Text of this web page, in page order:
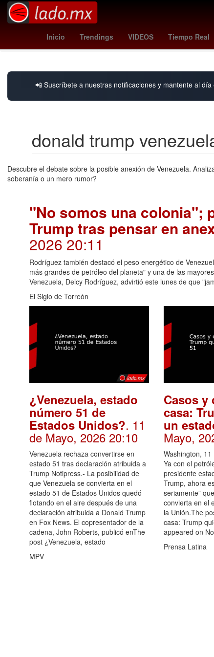
Inicio Trendings VIDEOS Tiempo Real
washington open Extradición guardians - dbacks
📲 Suscríbete a nuestras notificaciones y mantente al
donald trump
Descubre el debate sobre la posible anexión de Venezuela.
soberanía o un mero rumor?
"No somos una colonia";
Trump tras pensar en
2026 20:11
Rodríguez también destacó el peso energético de
más grandes de petróleo del planeta" y una de las
Venezuela, Delcy Rodríguez, advirtió este lunes de que
El Siglo de Torreón
¿Venezuela, estado
número 51 de
Estados Unidos?. 11
de Mayo, 2026 20:10
Venezuela rechaza convertirse en
estado 51 tras declaración atribuida a
Trump Notipress.- La posibilidad de
que Venezuela se convierta en el
estado 51 de Estados Unidos quedó
flotando en el aire después de una
declaración atribuida a Donald Trump
en Fox News. El copresentador de la
cadena, John Roberts, publicó enThe
post ¿Venezuela, estado
MPV
Casos y
casa:
un
Mayo,
Washington,
Ya con el
presidente
Trump, ahora
seriamente”
convierta en el
la Unión.The
casa: Trump
appeared on
Prensa Latina